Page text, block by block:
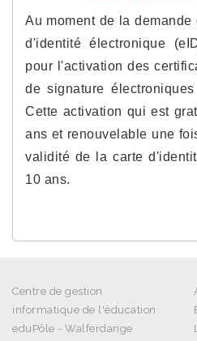
Au moment de la
d'identité électronique
pour l'activation des
de signature
Cette activation qui est
ans et renouvelable une
validité de la carte
10 ans.
Centre de gestion
informatique de l'éducation
eduPôle - Walferdange